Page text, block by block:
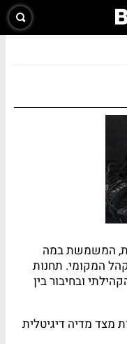
המשמשת במה
המקומי. תחנות
ובחיבור בין
מצד מדיה דיגיטלית